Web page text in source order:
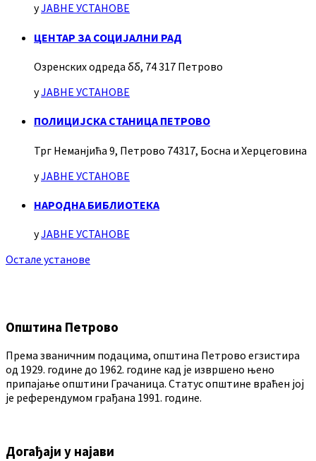
уЈАВНЕ УСТАНОВЕ
ЦЕНТАР ЗА СОЦИЈАЛНИ РАД
Озренских одреда бб, 74 317 Петрово
уЈАВНЕ УСТАНОВЕ
ПОЛИЦИЈСКА СТАНИЦА ПЕТРОВО
Трг Неманјића 9, Петрово 74317, Босна и Херцеговина
уЈАВНЕ УСТАНОВЕ
НАРОДНА БИБЛИОТЕКА
уЈАВНЕ УСТАНОВЕ
Остале установе
Општина Петрово
Према званичним подацима, општина Петрово егзистира
од 1929. године до 1962. године кад је извршено њено
припајање општини Грачаница. Статус општине враћен јој
је референдумом грађана 1991. године.
Догађаји у најави